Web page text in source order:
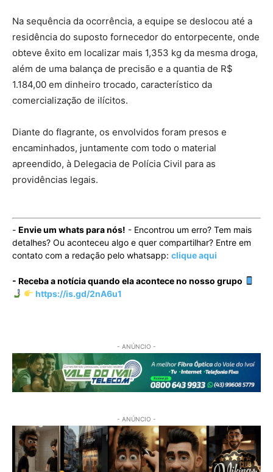
Na sequência da ocorrência, a equipe se deslocou até a
residência do suposto fornecedor do entorpecente, onde
obteve êxito em localizar mais 1,353 kg da mesma droga,
além de uma balança de precisão e a quantia de R$
1.184,00 em dinheiro trocado, característico da
comercialização de ilícitos.
Diante do flagrante, os envolvidos foram presos e
encaminhados, juntamente com todo o material
apreendido, à Delegacia de Polícia Civil para as
providências legais.
- Envie um whats para nós! - Encontrou um erro? Tem mais
detalhes? Ou aconteceu algo e quer compartilhar? Entre em
contato com a redação pelo whatsapp: clique aqui
- Receba a notícia quando ela acontece no nosso grupo
https://is.gd/2nA6u1
- ANÚNCIO -
- ANÚNCIO -